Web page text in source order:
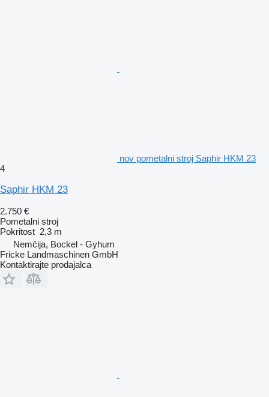
nov pometalni stroj Saphir HKM 23
4
Saphir HKM 23
2.750 €
Pometalni stroj
Pokritost 2,3 m
Nemčija, Bockel - Gyhum
Fricke Landmaschinen GmbH
Kontaktirajte prodajalca